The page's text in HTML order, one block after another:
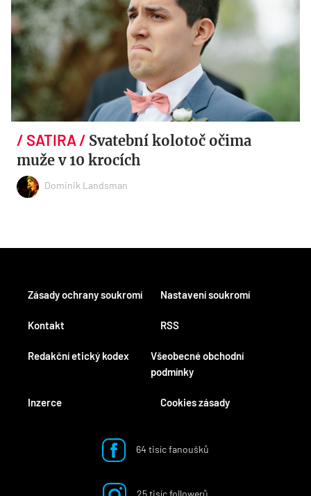
Svatební kolotoč očima
muže v 10 krocích
Dominik Landsman
Kontakt
Redakční etický kodex
Inzerce
RSS
Všeobecné obchodní
podmínky
Cookies zásady
Zásady ochrany soukromí Nastavení soukromí
64 tisíc fanoušků
25 tisíc followerů